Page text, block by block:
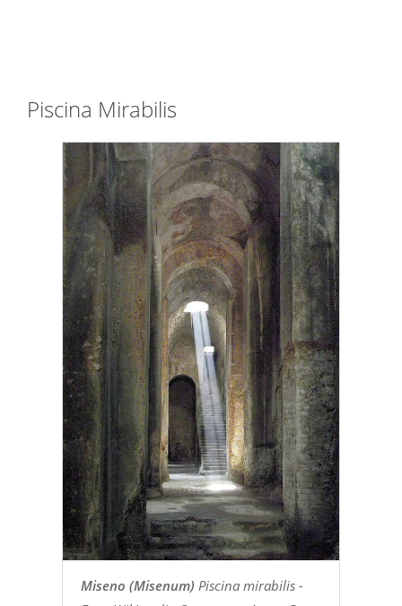
Piscina Mirabilis
Miseno (Misenum) Piscina mirabilis -